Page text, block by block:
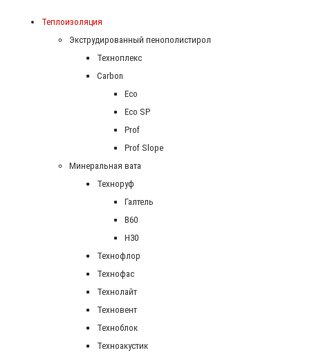
Теплоизоляция
Экструдированный пенополистирол
Техноплекс
Carbon
Eco
Eco SP
Prof
Prof Slope
Минеральная вата
Техноруф
Галтель
В60
Н30
Технофлор
Технофас
Технолайт
Техновент
Техноблок
Техноакустик